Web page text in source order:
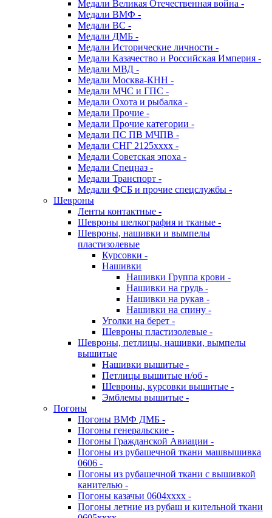
Медали Великая Отечественная война -
Медали ВМФ -
Медали ВС -
Медали ДМБ -
Медали Исторические личности -
Медали Казачество и Российская Империя -
Медали МВД -
Медали Москва-КНН -
Медали МЧС и ГПС -
Медали Охота и рыбалка -
Медали Прочие -
Медали Прочие категории -
Медали ПС ПВ МЧПВ -
Медали СНГ 2125хххх -
Медали Советская эпоха -
Медали Спецназ -
Медали Транспорт -
Медали ФСБ и прочие спецслужбы -
Шевроны
Ленты контактные -
Шевроны шелкография и тканые -
Шевроны, нашивки и вымпелы
пластизолевые
Курсовки -
Нашивки
Нашивки Группа крови -
Нашивки на грудь -
Нашивки на рукав -
Нашивки на спину -
Уголки на берет -
Шевроны пластизолевые -
Шевроны, петлицы, нашивки, вымпелы
вышитые
Нашивки вышитые -
Петлицы вышитые н/об -
Шевроны, курсовки вышитые -
Эмблемы вышитые -
Погоны
Погоны ВМФ ДМБ -
Погоны генеральские -
Погоны Гражданской Авиации -
Погоны из рубашечной ткани машвышивка
0606 -
Погоны из рубашечной ткани с вышивкой
канителью -
Погоны казачьи 0604хххх -
Погоны летние из рубаш и кительной ткани